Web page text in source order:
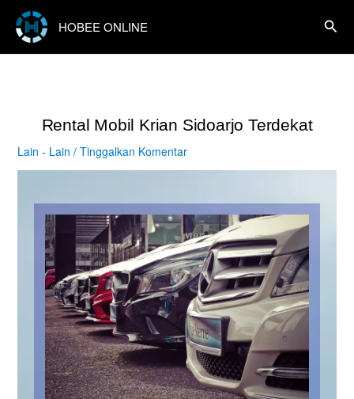
Lewati
konten
HOBEE ONLINE Cari
Rental Mobil Krian Sidoarjo Terdekat
Lain - Lain / Tinggalkan Komentar